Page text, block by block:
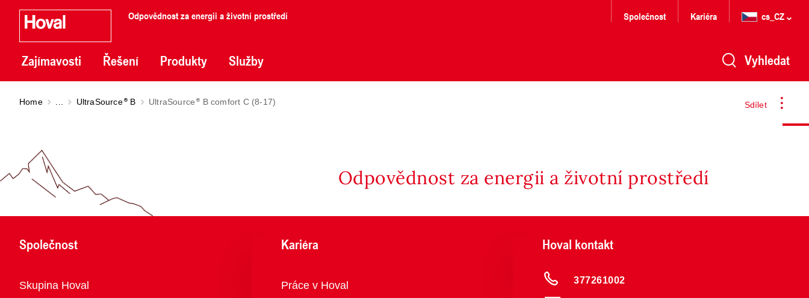
Odpovědnost za energii a životní prostředí
Zajímavosti Řešení Produkty Služby
Společnost Kariéra cs_CZ
Vyhledat
Sdílet
Home UltraSource B UltraSource B comfort C (8-17)
Odpovědnost za energii a životní prostředí
Společnost
Přehled
Skupina Hoval
Kariéra
Přehled
Práce v Hoval
Hoval kontakt
377261002